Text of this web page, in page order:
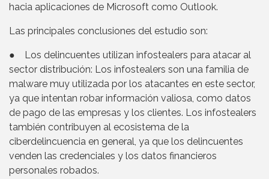
hacia aplicaciones de Microsoft como Outlook.
Las principales conclusiones del estudio son:
● Los delincuentes utilizan infostealers para atacar al
sector distribución: Los infostealers son una familia de
malware muy utilizada por los atacantes en este sector,
ya que intentan robar información valiosa, como datos
de pago de las empresas y los clientes. Los infostealers
también contribuyen al ecosistema de la
ciberdelincuencia en general, ya que los delincuentes
venden las credenciales y los datos financieros
personales robados.